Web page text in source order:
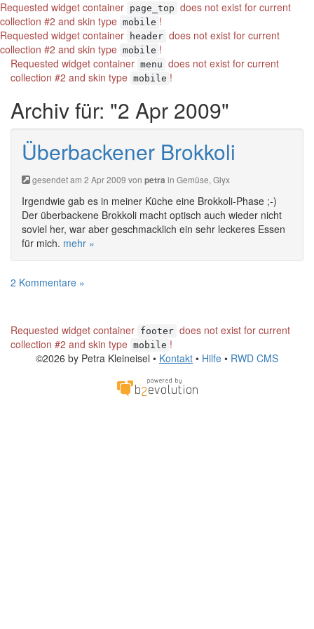
Requested widget container page_top does not exist for current
collection #2 and skin type mobile !
Requested widget container
header does not exist for current
collection #2 and skin type mobile !
Requested widget container menu does not exist for current
collection #2 and skin type mobile !
Archiv für: "2 Apr 2009"
Überbackener Brokkoli
gesendet am 2 Apr 2009 von petra in Gemüse, Glyx
Irgendwie gab es in meiner Küche eine Brokkoli-Phase ;-)
Der überbackene Brokkoli macht optisch auch wieder nicht
soviel her, war aber geschmacklich ein sehr leckeres Essen
für mich. mehr »
2 Kommentare »
Requested widget container footer does not exist for current
collection #2 and skin type mobile !
©2026 by Petra Kleineisel • Kontakt • Hilfe • RWD CMS